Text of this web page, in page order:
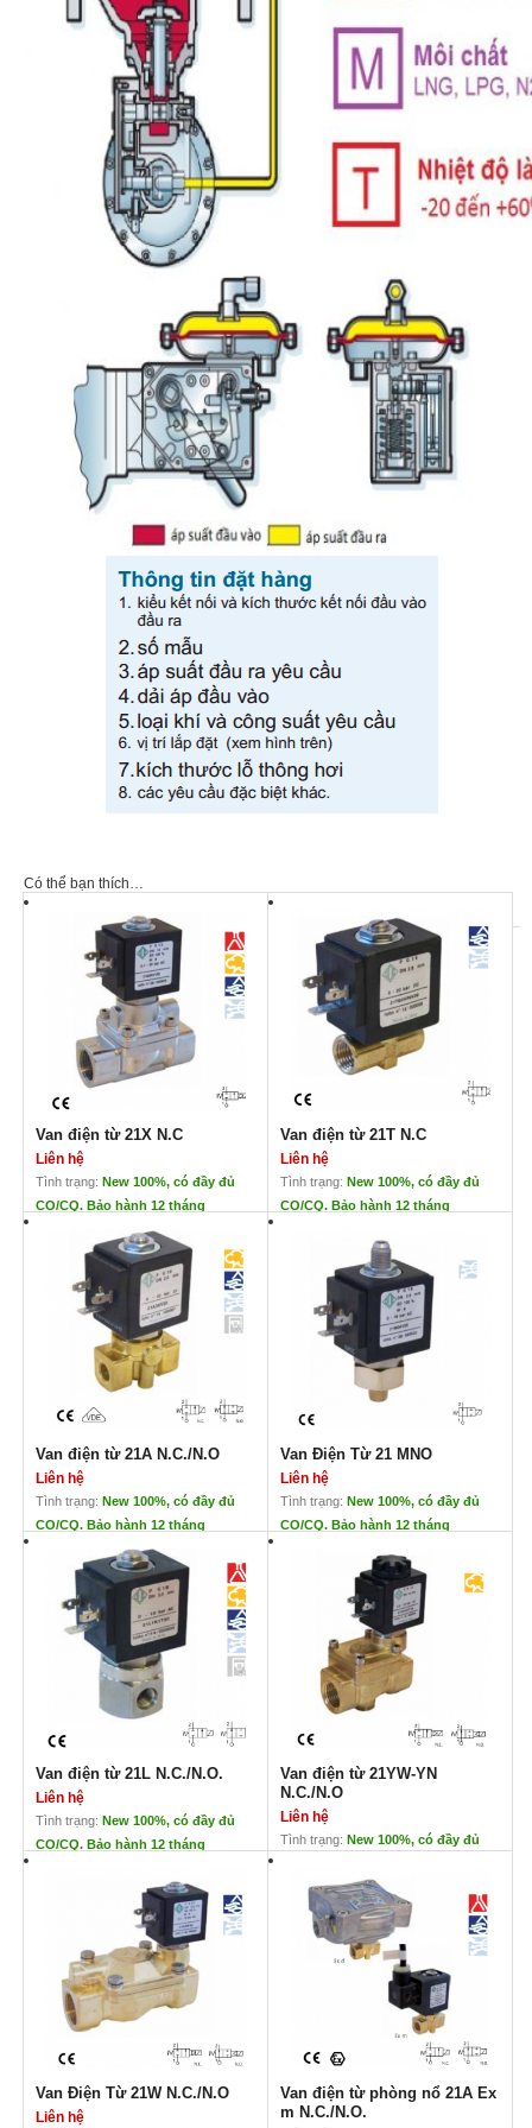
Có thể bạn thích…
Van điện từ 21X N.C
Liên hệ
Tình trạng: New 100%, có đầy đủ
CO/CQ. Bảo hành 12 tháng
Van điện từ 21X N.C
Đặc điểm:
Phù hợp với những ứng dụng nặng
Thích hợp với nhiệt độ cao
XEM THÊM CÁC LOẠI VAN TẠI
Van điện từ 21T N.C
Liên hệ
Tình trạng: New 100%, có đầy đủ
CO/CQ. Bảo hành 12 tháng
Van điện từ 21T N.C
Đặc điểm
Thiết kế chắc chắn
Không yêu cầu áp suất nhở nhất
Phiên bản cải tiến DVGW ứng dụng
XEM THÊM CÁC LOẠI VAN TẠI
Van điện từ 21A N.C./N.O
Liên hệ
Tình trạng: New 100%, có đầy đủ
CO/CQ. Bảo hành 12 tháng
Van điện từ 21A N.C./N.O
Liên hệ
Đặc điểm:
dải làm việc rộng, ứng dụng cho
chất lỏng và khí
Thiết kế an toàn, đảm bảo với lưu
lượng dòng cao
Van nhỏ, nút chặt
có thể lắp đặt được ở nhiều vị trí
Van Điện Từ 21 MNO
Liên hệ
Tình trạng: New 100%, có đầy đủ
CO/CQ. Bảo hành 12 tháng
Van Điện Từ 21 MNO
Xuất xứ: Italia
Giảm thời gian tiếp xúc
phù hợp với những ứng dụng nặng
Loại lắp trực tiếp vào đường ống
Phù hợp với ứng dụng khí nén
Áp suất tối đa: 25bar cho S.V.21M
Áp suất tối đa 40 bar cho S.V.4144
Cấp độ bảo vệ: IP65
Chứng chỉ điện : IEC 335
Van điện từ 21L N.C./N.O.
Liên hệ
Tình trạng: New 100%, có đầy đủ
CO/CQ. Bảo hành 12 tháng
Có vòng nhỏ cho van để đóng chặt
Có thể cài đặt ở nhiều vị trí
AISI 316 cho chất lỏng xâm thực
XEM THÊM CÁC LOẠI VAN TẠI
Van điện từ 21YW-YN
N.C./N.O
Liên hệ
Tình trạng: New 100%, có đầy đủ
Van điện từ 21YW-YN N.C./N.O
Liên hệ
Đặc điểm:
Có ứng dụng điều khiển dòng hơi
Thiết kế dạng pitton
XEM THÊM CÁC LOẠI VAN TẠI
Van Điện Từ 21W N.C./N.O
Liên hệ
Van điện từ phòng nổ 21A Ex
m N.C./N.O.